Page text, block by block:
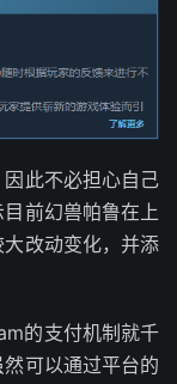
此不必担心自己
前幻兽帕鲁在上
改动变化，并添
的支付机制就千
可以通过平台的